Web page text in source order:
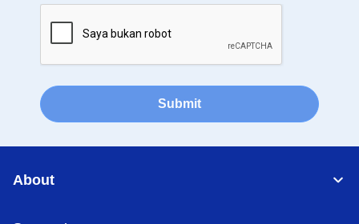
Submit
About